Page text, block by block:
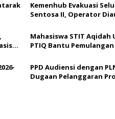
Kemenhub Evakuasi
Sentosa II, Operator
Mahasiswa STIT Aqidah
PTIQ Bantu
PPD Audiensi dengan
Dugaan Pelanggaran